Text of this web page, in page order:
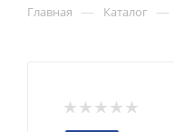
Главная — Каталог —